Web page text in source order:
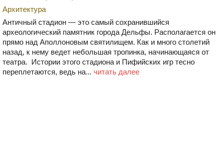
Архитектура
Античный стадион — это самый сохранившийся
археологический памятник города Дельфы. Располагается он
прямо над Аполлоновым святилищем. Как и много столетий
назад, к нему ведет небольшая тропинка, начинающаяся от
театра. Истории этого стадиона и Пифийских игр тесно
переплетаются, ведь на... читать далее